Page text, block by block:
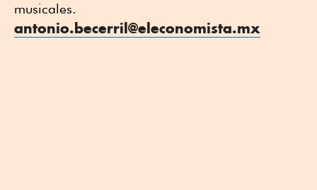
musicales.
antonio.becerril@eleconomista.mx